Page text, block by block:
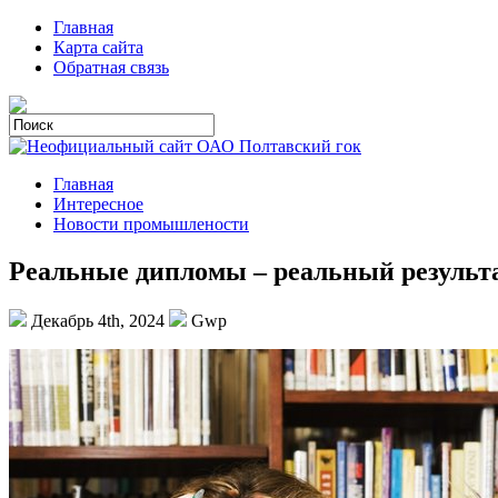
Главная
Карта сайта
Обратная связь
Главная
Интересное
Новости промышлености
Реальные дипломы – реальный
Декабрь 4th, 2024 Gwp